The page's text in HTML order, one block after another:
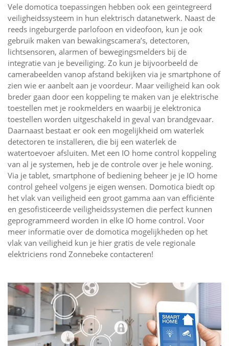
Vele domotica toepassingen hebben ook een geïntegreerd
veiligheidssysteem in hun elektrisch datanetwerk. Naast de
reeds ingeburgerde parlofoon en videofoon, kun je ook
gebruik maken van bewakingscamera’s, detectoren,
lichtsensoren, alarmen of bewegingsmelders bij de
integratie van je beveiliging. Zo kun je bijvoorbeeld de
camerabeelden vanop afstand bekijken via je smartphone of
zien wie er aanbelt aan je voordeur. Maar veiligheid kan ook
breder gaan door een koppeling te maken van je elektrische
toestellen met je rookmelders en waarbij je elektronica
toestellen worden uitgeschakeld in geval van brandgevaar.
Daarnaast bestaat er ook een mogelijkheid om waterlek
detectoren te installeren, die bij een waterlek de
watertoevoer afsluiten. Met een IO home control koppeling
van al je systemen, heb je de controle over je hele woning.
Via je tablet, smartphone of bediening beheer je je IO home
control geheel volgens je eigen wensen. Domotica biedt op
het vlak van veiligheid een groot gamma aan van efficiënte
en gesofisticeerde veiligheidssystemen die perfect kunnen
geprogrammeerd worden in elke IO home control. Voor
meer informatie over de domotica mogelijkheden op het
vlak van veiligheid kun je hier gratis de vele regionale
elektriciens rond Zonnebeke contacteren!